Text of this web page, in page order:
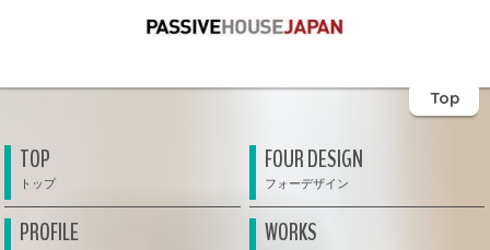
Top
TOP FOUR DESIGN
PROFILE WORKS